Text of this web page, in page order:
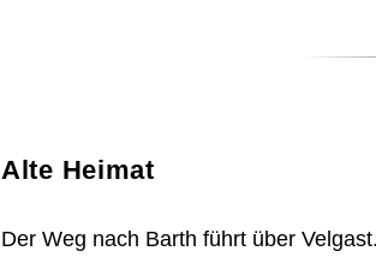
Alte Heimat
Der Weg nach Barth führt über